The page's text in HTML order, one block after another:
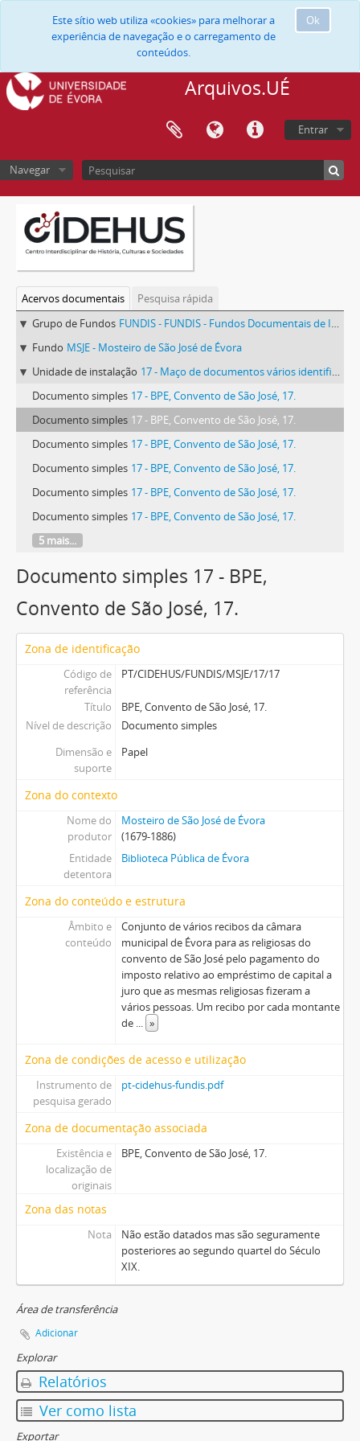
Ok
Este sítio web utiliza «cookies» para melhorar a
experiência de navegação e o carregamento de
conteúdos.
Arquivos.UÉ
Entrar
Navegar
Acervos documentais
Pesquisa rápida
Grupo de Fundos FUNDIS - FUNDIS - Fundos Documentais de Instituições do Sul
Fundo MSJE - Mosteiro de São José de Évora
Unidade de instalação 17 - Maço de documentos vários identificado com o número 17.
Documento simples 17 - BPE, Convento de São José, 17.
Documento simples 17 - BPE, Convento de São José, 17.
Documento simples 17 - BPE, Convento de São José, 17.
Documento simples 17 - BPE, Convento de São José, 17.
Documento simples 17 - BPE, Convento de São José, 17.
Documento simples 17 - BPE, Convento de São José, 17.
5 mais...
Documento simples 17 - BPE,
Convento de São José, 17.
Zona de identificação
Código de
referência
PT/CIDEHUS/FUNDIS/MSJE/17/17
Título
BPE, Convento de São José, 17.
Nível de descrição
Documento simples
Dimensão e
suporte
Papel
Zona do contexto
Nome do
produtor
Mosteiro de São José de Évora
(1679-1886)
Entidade
detentora
Biblioteca Pública de Évora
Zona do conteúdo e estrutura
Âmbito e
conteúdo
Conjunto de vários recibos da câmara
municipal de Évora para as religiosas do
convento de São José pelo pagamento do
imposto relativo ao empréstimo de capital a
juro que as mesmas religiosas fizeram a
vários pessoas. Um recibo por cada montante
de ... »
Zona de condições de acesso e utilização
Instrumento de
pesquisa gerado
pt-cidehus-fundis.pdf
Zona de documentação associada
Existência e
localização de
originais
BPE, Convento de São José, 17.
Zona das notas
Nota
Não estão datados mas são seguramente
posteriores ao segundo quartel do Século
XIX.
Área de transferência
Adicionar
Explorar
Relatórios
Ver como lista
Exportar